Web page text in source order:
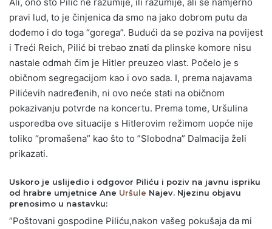
Ali, ono što Pilić ne razumije, ili razumije, ali se namjerno
pravi lud, to je činjenica da smo na jako dobrom putu da
dođemo i do toga “gorega”. Budući da se poziva na povijest
i Treći Reich, Pilić bi trebao znati da plinske komore nisu
nastale odmah čim je Hitler preuzeo vlast. Počelo je s
običnom segregacijom kao i ovo sada. I, prema najavama
Pilićevih nadređenih, ni ovo neće stati na običnom
pokazivanju potvrde na koncertu. Prema tome, Uršulina
usporedba ove situacije s Hitlerovim režimom uopće nije
toliko “promašena” kao što to ”Slobodna” Dalmacija želi
prikazati.
Uskoro je uslijedio i odgovor Piliću i poziv na javnu ispriku
od hrabre umjetnice Ane Uršule Najev. Njezinu objavu
prenosimo u nastavku:
”Poštovani gospodine Piliću,nakon vašeg pokušaja da mi